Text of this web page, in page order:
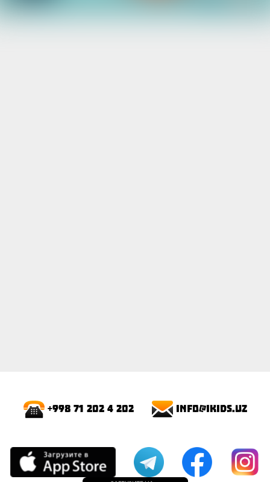
+998 71 202 4 202 info@ikids.uz